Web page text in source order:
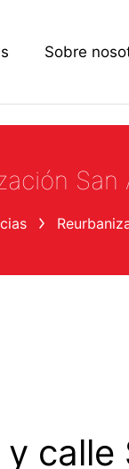
Sobre
calle